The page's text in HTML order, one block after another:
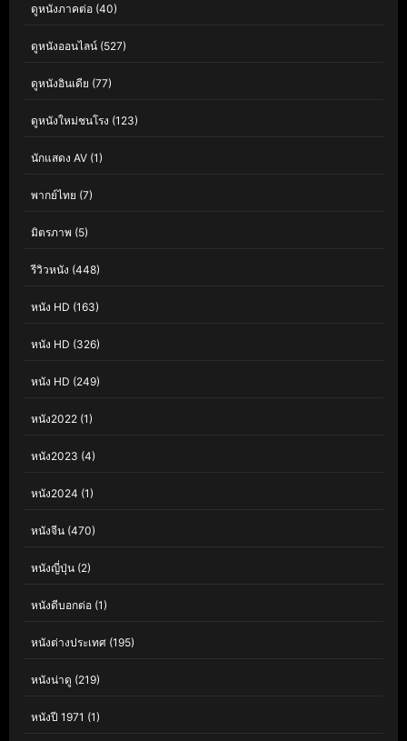
ดูหนังภาคต่อ (40)
ดูหนังออนไลน์ (527)
ดูหนังอินเดีย (77)
ดูหนังใหม่ชนโรง (123)
นักแสดง AV (1)
พากย์ไทย (7)
มิตรภาพ (5)
รีวิวหนัง (448)
หนัง HD (163)
หนัง HD (326)
หนัง HD (249)
หนัง2022 (1)
หนัง2023 (4)
หนัง2024 (1)
หนังจีน (470)
หนังญี่ปุ่น (2)
หนังดีบอกต่อ (1)
หนังต่างประเทศ (195)
หนังน่าดู (219)
หนังปี 1971 (1)